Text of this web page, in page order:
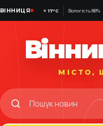
ВІННИЦЯ ☀17°C Вологість 88%
МІСТО,